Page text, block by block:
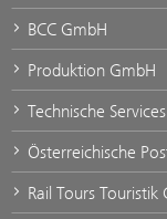
BCC GmbH
Produktion GmbH
Technische
Österreichische
Rail Tours Touristik